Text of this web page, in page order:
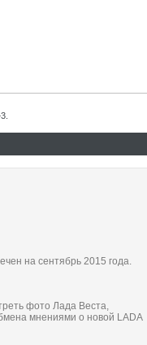
на сентябрь 2015 года.
фото Лада Веста,
мнениями о новой LADA